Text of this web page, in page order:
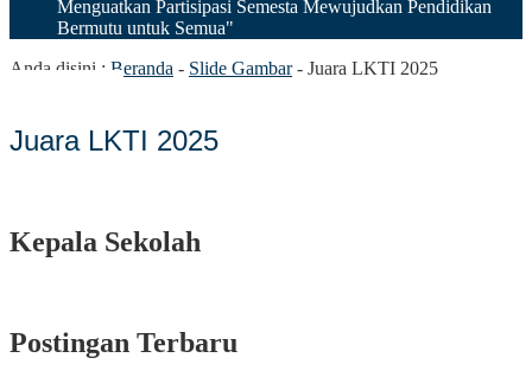
Menguatkan Partisipasi Semesta Mewujudkan Pendidikan
Bermutu untuk Semua"
Anda disini : Beranda - Slide Gambar- Juara LKTI 2025
Juara LKTI 2025
Kepala Sekolah
Postingan Terbaru